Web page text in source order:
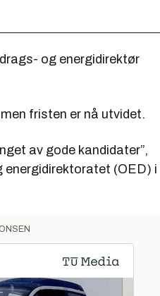
og energidirektør
fristen er nå utvidet.
av gode kandidater”,
energidirektoratet (OED) i